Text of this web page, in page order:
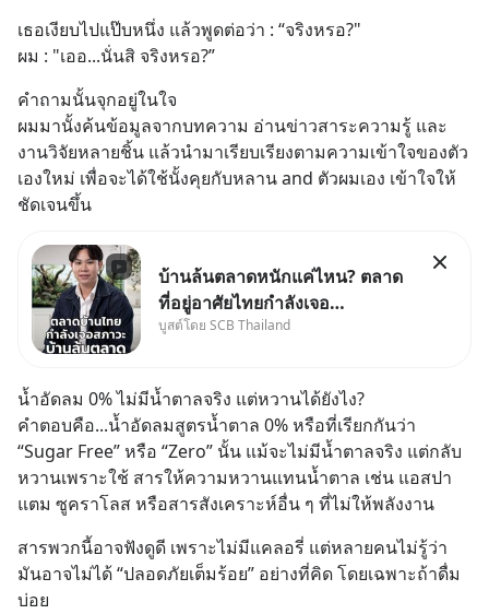
เธอเงียบไปแป๊บหนึ่ง แล้วพูดต่อว่า : “จริงหรอ?"
ผม : "เออ...นั่นสิ จริงหรอ?”
คำถามนั้นจุกอยู่ในใจ
ผมมานั้งค้นข้อมูลจากบทความ อ่านข่าวสาระความรู้ และ
งานวิจัยหลายชิ้น แล้วนำมาเรียบเรียงตามความเข้าใจของตัว
เองใหม่ เพื่อจะได้ใช้นั้งคุยกับหลาน and ตัวผมเอง เข้าใจให้
ชัดเจนขึ้น
บ้านล้นตลาดหนักแค่ไหน? ตลาด
ที่อยู่อาศัยไทยกำลังเจอ
Oversupply หนักกว่าที่คิด และ
เศรษฐกิจ #SCBEIC #อสังหา
#บ้านล้นตลาด #เศรษฐกิจไทย
#EICAround #SCBThailand
สามารถดูคลิปท
บูสต์โดย SCB Thailand
น้ำอัดลม 0% ไม่มีน้ำตาลจริง แต่หวานได้ยังไง?
คำตอบคือ...น้ำอัดลมสูตรน้ำตาล 0% หรือที่เรียกกันว่า
“Sugar Free” หรือ “Zero” นั้น แม้จะไม่มีน้ำตาลจริง แต่กลับ
หวานเพราะใช้ สารให้ความหวานแทนน้ำตาล เช่น แอสปา
แตม ซูคราโลส หรือสารสังเคราะห์อื่น ๆ ที่ไม่ให้พลังงาน
สารพวกนี้อาจฟังดูดี เพราะไม่มีแคลอรี่ แต่หลายคนไม่รู้ว่า
มันอาจไม่ได้ “ปลอดภัยเต็มร้อย” อย่างที่คิด โดยเฉพาะถ้าดื่ม
บ่อย